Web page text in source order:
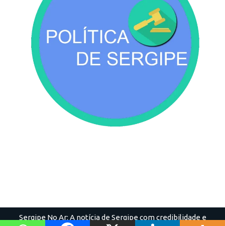
Sergipe No Ar: A notícia de Sergipe com credibilidade e